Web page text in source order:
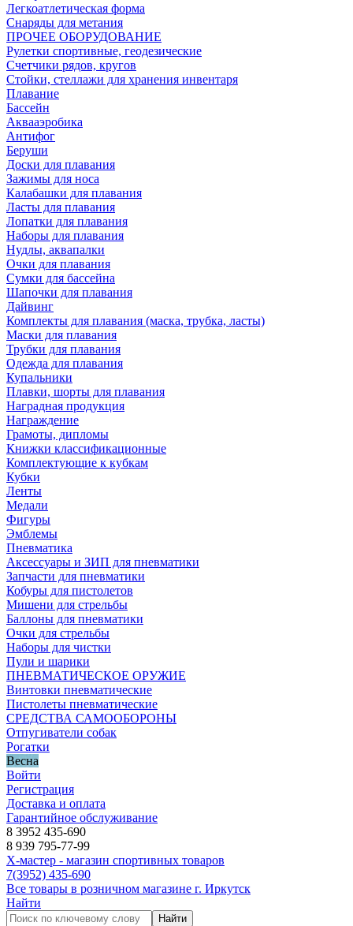
Легкоатлетическая форма
Снаряды для метания
ПРОЧЕЕ ОБОРУДОВАНИЕ
Рулетки спортивные, геодезические
Счетчики рядов, кругов
Стойки, стеллажи для хранения инвентаря
Плавание
Бассейн
Аквааэробика
Антифог
Беруши
Доски для плавания
Зажимы для носа
Калабашки для плавания
Ласты для плавания
Лопатки для плавания
Наборы для плавания
Нудлы, аквапалки
Очки для плавания
Сумки для бассейна
Шапочки для плавания
Дайвинг
Комплекты для плавания (маска, трубка, ласты)
Маски для плавания
Трубки для плавания
Одежда для плавания
Купальники
Плавки, шорты для плавания
Наградная продукция
Награждение
Грамоты, дипломы
Книжки классификационные
Комплектующие к кубкам
Кубки
Ленты
Медали
Фигуры
Эмблемы
Пневматика
Аксессуары и ЗИП для пневматики
Запчасти для пневматики
Кобуры для пистолетов
Мишени для стрельбы
Баллоны для пневматики
Очки для стрельбы
Наборы для чистки
Пули и шарики
ПНЕВМАТИЧЕСКОЕ ОРУЖИЕ
Винтовки пневматические
Пистолеты пневматические
СРЕДСТВА САМООБОРОНЫ
Отпугиватели собак
Рогатки
Весна
Войти
Регистрация
Доставка и оплата
Гарантийное обслуживание
8 3952 435-690
8 939 795-77-99
Х-мастер - магазин спортивных товаров
7(3952) 435-690
Все товары в розничном магазине г. Иркутск
Найти
Найти